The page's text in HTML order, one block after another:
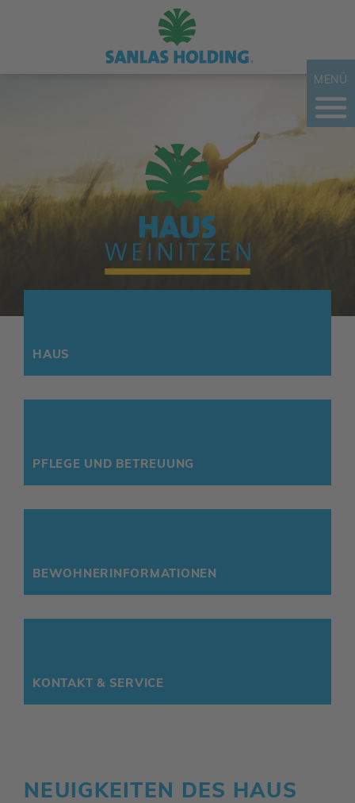
MENÜ
HAUS
PFLEGE UND BETREUUNG
BEWOH­NER­IN­FOR­MA­TIONEN
KONTAKT & SERVICE
NEUIG­KEITEN DES HAUS